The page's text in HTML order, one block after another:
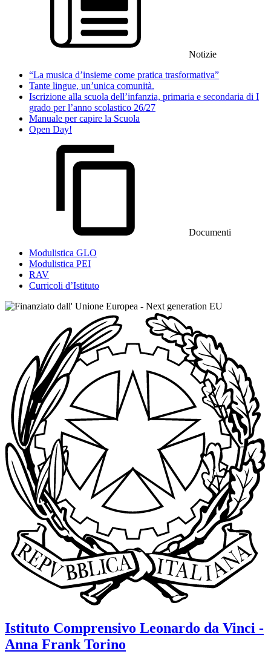
Notizie
“La musica d’insieme come pratica trasformativa”
Tante lingue, un’unica comunità.
Iscrizione alla scuola dell’infanzia, primaria e secondaria di I
grado per l’anno scolastico 26/27
Manuale per capire la Scuola
Open Day!
Documenti
Modulistica GLO
Modulistica PEI
RAV
Curricoli d’Istituto
Istituto Comprensivo Leonardo da Vinci -
Anna Frank Torino